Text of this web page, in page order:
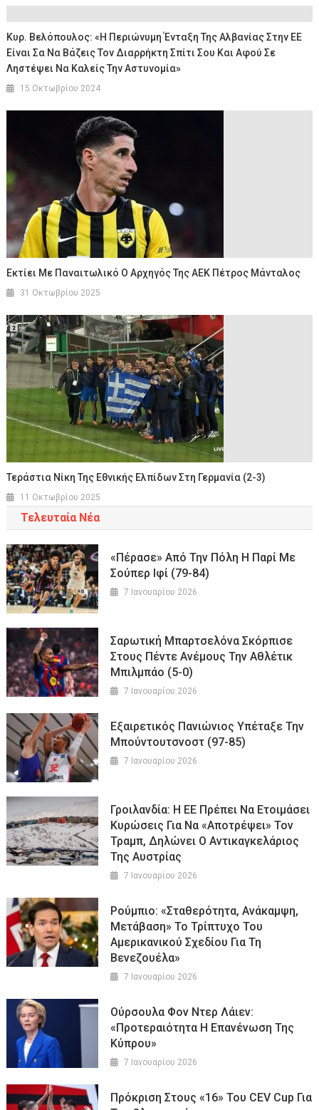
Κυρ. Βελόπουλος: «Η Περιώνυμη Ένταξη Της Αλβανίας Στην ΕΕ
Είναι Σα Να Βάζεις Τον Διαρρήκτη Σπίτι Σου Και Αφού Σε
Ληστέψει Να Καλείς Την Αστυνομία»
15 Οκτωβρίου 2024
Εκτίει Με Παναιτωλικό Ο Αρχηγός Της ΑΕΚ Πέτρος Μάνταλος
31 Οκτωβρίου 2025
Τεράστια Νίκη Της Εθνικής Ελπίδων Στη Γερμανία (2-3)
11 Οκτωβρίου 2025
Τελευταία Νέα
«Πέρασε» Από Την Πόλη Η Παρί Με
Σούπερ Ιφί (79-84)
7 Ιανουαρίου 2026
Σαρωτική Μπαρτσελόνα Σκόρπισε
Στους Πέντε Ανέμους Την Αθλέτικ
Μπιλμπάο (5-0)
7 Ιανουαρίου 2026
Εξαιρετικός Πανιώνιος Υπέταξε Την
Μπούντουτσνοστ (97-85)
7 Ιανουαρίου 2026
Γροιλανδία: Η ΕΕ Πρέπει Να Ετοιμάσει
Κυρώσεις Για Να «αποτρέψει» Τον
Τραμπ, Δηλώνει Ο Αντικαγκελάριος
Της Αυστρίας
7 Ιανουαρίου 2026
Ρούμπιο: «Σταθερότητα, Ανάκαμψη,
Μετάβαση» Το Τρίπτυχο Του
Αμερικανικού Σχεδίου Για Τη
Βενεζουέλα»
7 Ιανουαρίου 2026
Ούρσουλα Φον Ντερ Λάιεν:
«Προτεραιότητα Η Επανένωση Της
Κύπρου»
7 Ιανουαρίου 2026
Πρόκριση Στους «16» Του CEV Cup Για